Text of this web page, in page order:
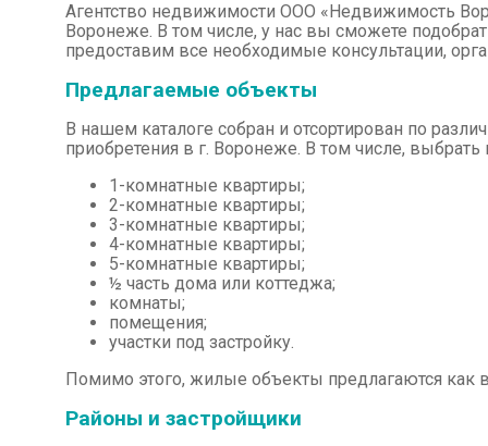
Агентство недвижимости ООО «Недвижимость
Воронеже. В том числе, у нас вы сможете
предоставим все необходимые консультации,
Предлагаемые объекты
В нашем каталоге собран и отсортирован по
приобретения в г. Воронеже. В том числе,
1-комнатные квартиры;
2-комнатные квартиры;
3-комнатные квартиры;
4-комнатные квартиры;
5-комнатные квартиры;
½ часть дома или коттеджа;
комнаты;
помещения;
участки под застройку.
Помимо этого, жилые объекты предлагаются как
Районы и застройщики